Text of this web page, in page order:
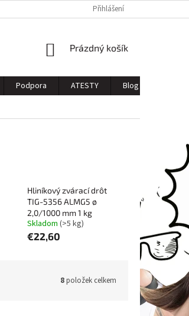
Přihlášení
NÁKUPNÍ
Prázdný košík
Podpora ATESTY Blog
Hliníkový zvárací drôt
TIG-5356 ALMG5 ø
2,0/1000 mm 1 kg
Skladom (>5 kg)
€22,60
8položek celkem